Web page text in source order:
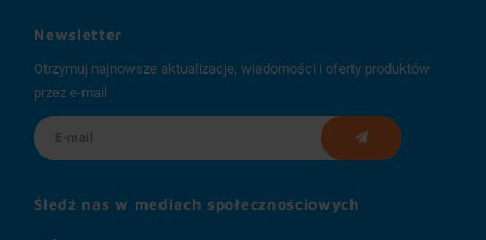
Newsletter
Otrzymuj najnowsze aktualizacje, wiadomości i oferty produktów
przez e-mail
Śledź nas w mediach społecznościowych